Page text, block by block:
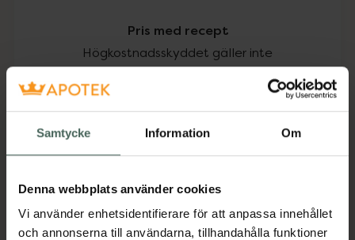
Samtycke Information Om
Denna webbplats använder cookies
Vi använder enhetsidentifierare för att anpassa innehållet
och annonserna till användarna, tillhandahålla funktioner
Pris med recept
Högkostnadsskyddet gäller inte
206,50 kr
I apotek: 206,50 kr
Aktuella erbjudanden